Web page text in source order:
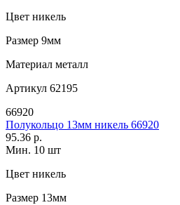
Цвет никель
Размер 9мм
Материал металл
Артикул 62195
66920
Полукольцо 13мм никель 66920
95.36 р.
Мин. 10 шт
Цвет никель
Размер 13мм